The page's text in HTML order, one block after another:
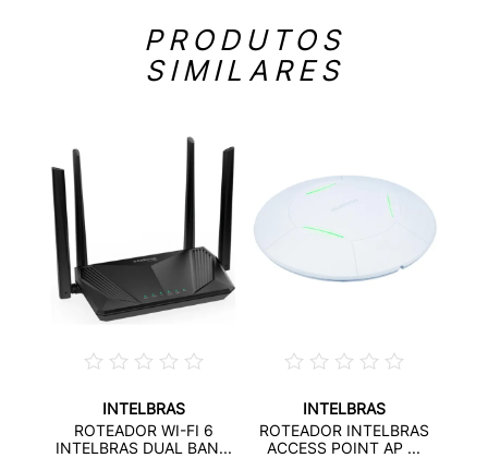
PRODUTOS
SIMILARES
INTELBRAS
ROTEADOR WI-FI 6
INTELBRAS DUAL BAN...
INTELBRAS
ROTEADOR INTELBRAS
ACCESS POINT AP ...